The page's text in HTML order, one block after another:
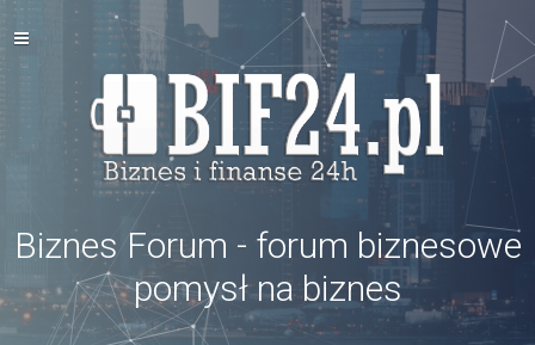
Biznes Forum - forum biznesowe
pomysł na biznes